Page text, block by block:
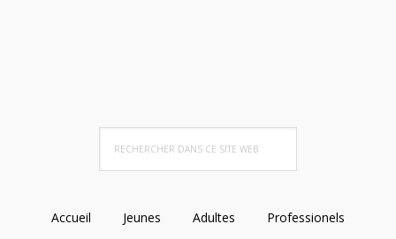
dans
Web
Accueil Jeunes Adultes Professionels